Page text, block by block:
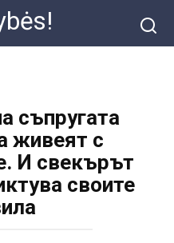
съпругата
живеят с
И свекърът
своите